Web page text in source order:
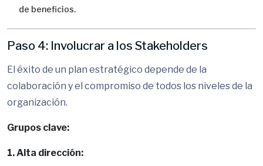
de beneficios.
Paso 4: Involucrar a los Stakeholders
El éxito de un plan estratégico depende de la
colaboración y el compromiso de todos los niveles de la
organización.
Grupos clave:
1. Alta dirección: